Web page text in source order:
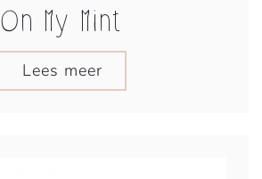
On My Mint
Lees meer